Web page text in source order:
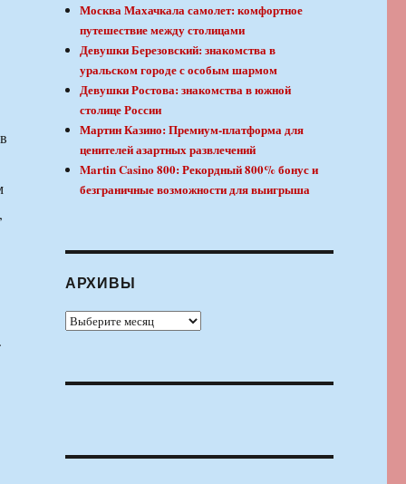
Москва Махачкала самолет: комфортное
путешествие между столицами
Девушки Березовский: знакомства в
уральском городе с особым шармом
Девушки Ростова: знакомства в южной
столице России
Мартин Казино: Премиум-платформа для
ценителей азартных развлечений
Martin Casino 800: Рекордный 800% бонус и
безграничные возможности для выигрыша
АРХИВЫ
Архивы